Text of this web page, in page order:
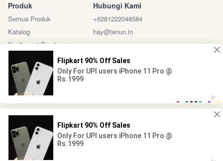
Produk
Semua Produk
Katalog
Konfirmasi Pembayaran
Hubungi Kami
+6281222048584
hay@tenun.in
Sosial Media Marketplace
@ 2024 - Tenun Indonesia